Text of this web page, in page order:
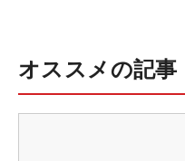
オススメの記事